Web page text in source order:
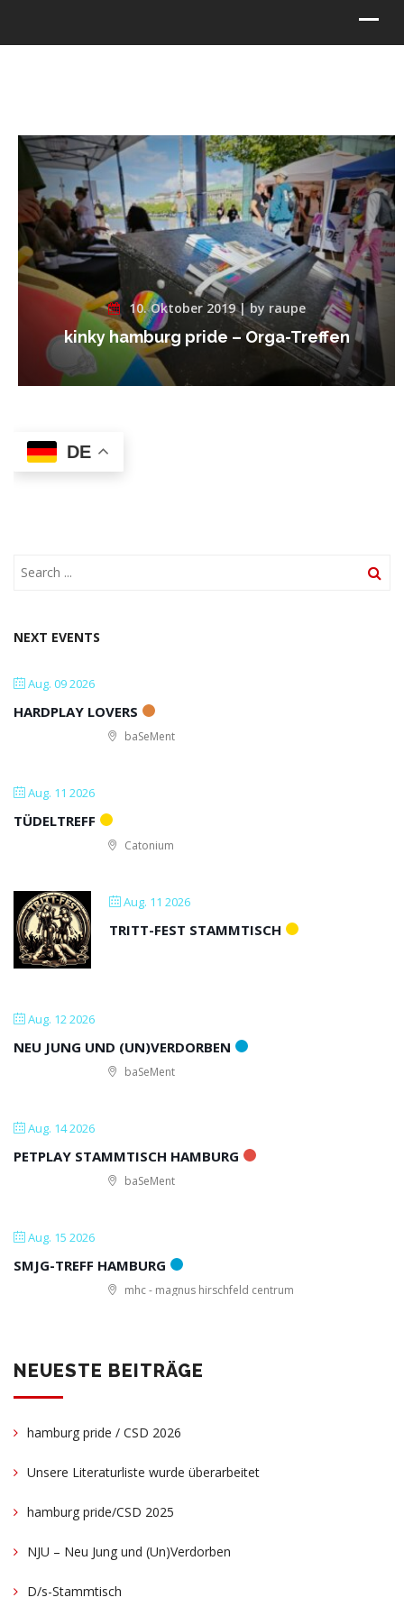
10. Oktober 2019 | by raupe
kinky hamburg pride – Orga-Treffen
DE
NEXT EVENTS
Aug. 09 2026
HARDPLAY LOVERS
baSeMent
Aug. 11 2026
TÜDELTREFF
Catonium
Aug. 11 2026
TRITT-FEST STAMMTISCH
Aug. 12 2026
NEU JUNG UND (UN)VERDORBEN
baSeMent
Aug. 14 2026
PETPLAY STAMMTISCH HAMBURG
baSeMent
Aug. 15 2026
SMJG-TREFF HAMBURG
mhc - magnus hirschfeld centrum
NEUESTE BEITRÄGE
hamburg pride / CSD 2026
Unsere Literaturliste wurde überarbeitet
hamburg pride/CSD 2025
NJU – Neu Jung und (Un)Verdorben
D/s-Stammtisch